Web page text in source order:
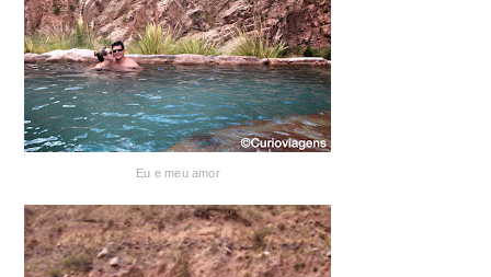
Eu e meu amor